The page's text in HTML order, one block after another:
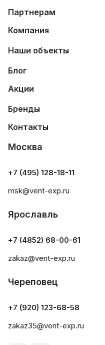
Партнерам
Компания
Наши объекты
Блог
Акции
Бренды
Контакты
Москва
+7 (495) 128-18-11
msk@vent-exp.ru
Ярославль
+7 (4852) 68-00-61
zakaz@vent-exp.ru
Череповец
+7 (920) 123-68-58
zakaz35@vent-exp.ru